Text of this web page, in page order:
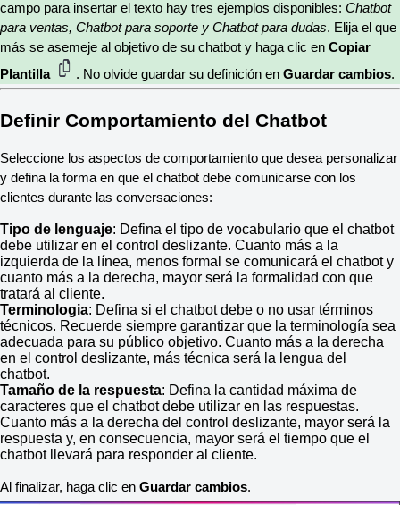
campo para insertar el texto hay tres ejemplos disponibles: Chatbot
para ventas, Chatbot para soporte y Chatbot para dudas. Elija el que
más se asemeje al objetivo de su chatbot y haga clic en Copiar
Plantilla
. No olvide guardar su definición en Guardar cambios.
Definir Comportamiento del Chatbot
Seleccione los aspectos de comportamiento que desea personalizar
y defina la forma en que el chatbot debe comunicarse con los
clientes durante las conversaciones:
Tipo de lenguaje: Defina el tipo de vocabulario que el chatbot
debe utilizar en el control deslizante. Cuanto más a la
izquierda de la línea, menos formal se comunicará el chatbot y
cuanto más a la derecha, mayor será la formalidad con que
tratará al cliente.
Terminologia: Defina si el chatbot debe o no usar términos
técnicos. Recuerde siempre garantizar que la terminología sea
adecuada para su público objetivo. Cuanto más a la derecha
en el control deslizante, más técnica será la lengua del
chatbot.
Tamaño de la respuesta: Defina la cantidad máxima de
caracteres que el chatbot debe utilizar en las respuestas.
Cuanto más a la derecha del control deslizante, mayor será la
respuesta y, en consecuencia, mayor será el tiempo que el
chatbot llevará para responder al cliente.
Al finalizar, haga clic en Guardar cambios.